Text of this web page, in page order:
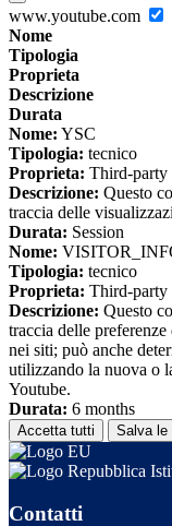
www.youtube.com
Nome
Tipologia
Proprieta
Descrizione
Durata
Nome: YSC
Tipologia: tecnico
Proprieta: Third-party
Descrizione: Questo
traccia delle
Durata: Session
Nome:
Tipologia: tecnico
Proprieta: Third-party
Descrizione: Questo
traccia delle
nei siti; può anche
utilizzando la nuova o
Youtube.
Durata: 6 months
Accetta tutti Salva le
Contatti